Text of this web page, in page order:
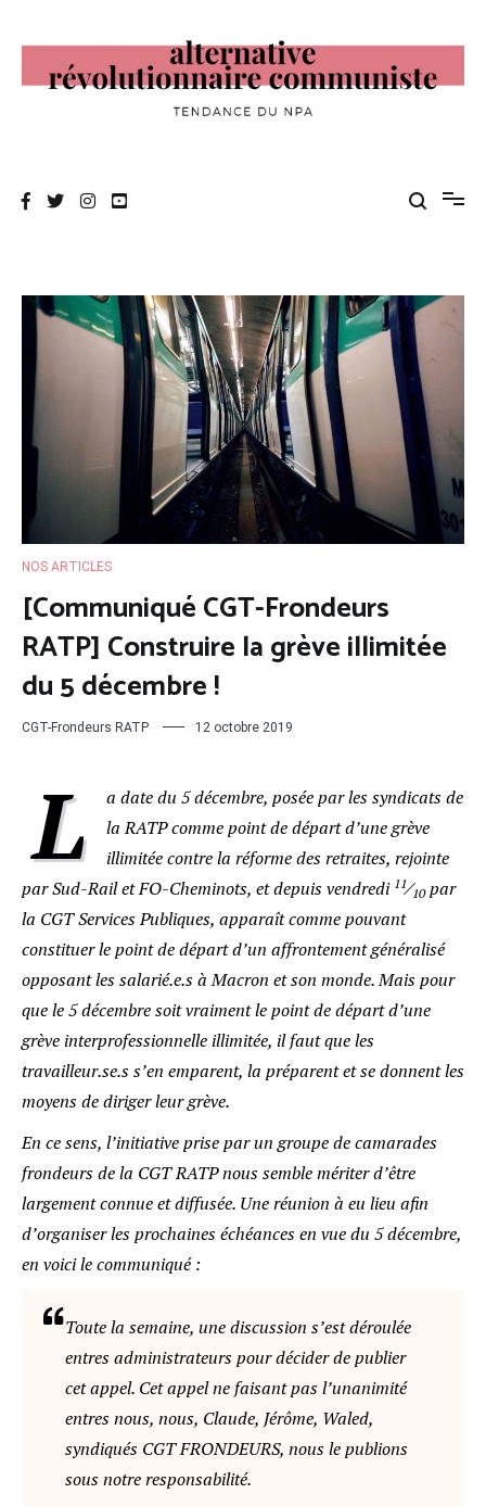
contenu
NOS ARTICLES
[Communiqué CGT-Frondeurs
RATP] Construire la grève illimitée
du 5 décembre !
CGT-Frondeurs RATP 12 octobre 2019
L
a date du 5 décembre, posée par les syndicats de
la RATP comme point de départ d’une grève
illimitée contre la réforme des retraites, rejointe
par Sud-Rail et FO-Cheminots, et depuis vendredi 11⁄10par
la CGT Services Publiques, apparaît comme pouvant
constituer le point de départ d’un affrontement généralisé
opposant les salarié.e.s à Macron et son monde. Mais pour
que le 5 décembre soit vraiment le point de départ d’une
grève interprofessionnelle illimitée, il faut que les
travailleur.se.s s’en emparent, la préparent et se donnent les
moyens de diriger leur grève.
En ce sens, l’initiative prise par un groupe de camarades
frondeurs de la CGT RATP nous semble mériter d’être
largement connue et diffusée. Une réunion à eu lieu afin
d’organiser les prochaines échéances en vue du 5 décembre,
en voici le communiqué :
Toute la semaine, une discussion s’est déroulée
entres administrateurs pour décider de publier
cet appel. Cet appel ne faisant pas l’unanimité
entres nous, nous, Claude, Jérôme, Waled,
syndiqués CGT FRONDEURS, nous le publions
sous notre responsabilité.